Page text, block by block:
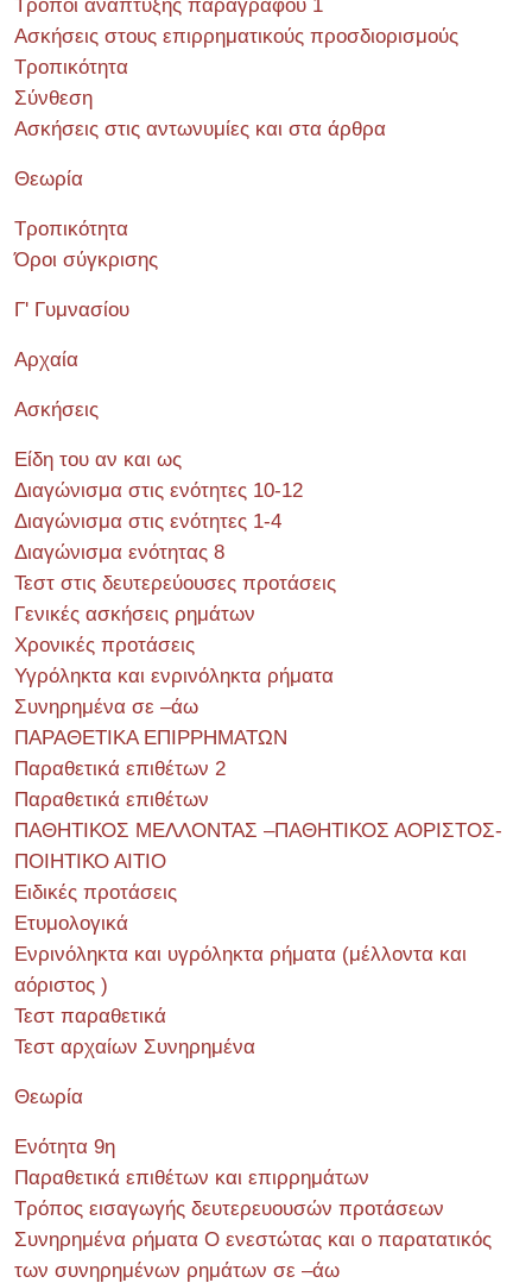
Τρόποι ανάπτυξης παραγράφου 1
Ασκήσεις στους επιρρηματικούς προσδιορισμούς
Τροπικότητα
Σύνθεση
Ασκήσεις στις αντωνυμίες και στα άρθρα
Θεωρία
Τροπικότητα
Όροι σύγκρισης
Γ' Γυμνασίου
Αρχαία
Ασκήσεις
Είδη του αν και ως
Διαγώνισμα στις ενότητες 10-12
Διαγώνισμα στις ενότητες 1-4
Διαγώνισμα ενότητας 8
Τεστ στις δευτερεύουσες προτάσεις
Γενικές ασκήσεις ρημάτων
Χρονικές προτάσεις
Υγρόληκτα και ενρινόληκτα ρήματα
Συνηρημένα σε –άω
ΠΑΡΑΘΕΤΙΚΑ ΕΠΙΡΡΗΜΑΤΩΝ
Παραθετικά επιθέτων 2
Παραθετικά επιθέτων
ΠΑΘΗΤΙΚΟΣ ΜΕΛΛΟΝΤΑΣ –ΠΑΘΗΤΙΚΟΣ ΑΟΡΙΣΤΟΣ-
ΠΟΙΗΤΙΚΟ ΑΙΤΙΟ
Ειδικές προτάσεις
Ετυμολογικά
Ενρινόληκτα και υγρόληκτα ρήματα (μέλλοντα και
αόριστος )
Τεστ παραθετικά
Τεστ αρχαίων Συνηρημένα
Θεωρία
Ενότητα 9η
Παραθετικά επιθέτων και επιρρημάτων
Τρόπος εισαγωγής δευτερευουσών προτάσεων
Συνηρημένα ρήματα Ο ενεστώτας και ο παρατατικός
των συνηρημένων ρημάτων σε –άω